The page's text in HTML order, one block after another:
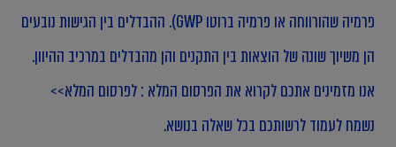
פרמיה שהורווחה או פרמיה ברוטו GWP). ההבדלים בין הגישות נובעים
הן משיוך שונה של הוצאות בין התקנים והן מהבדלים במרכיב ההיוון.
אנו מזמינים אתכם לקרוא את הפרסום המלא :לפרסום המלא>>
נשמח לעמוד לרשותכם בכל שאלה בנושא.